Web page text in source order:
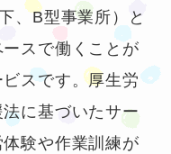
、B型事業所）と
スで働くことが
スです。厚生労
に基づいたサー
験や作業訓練が